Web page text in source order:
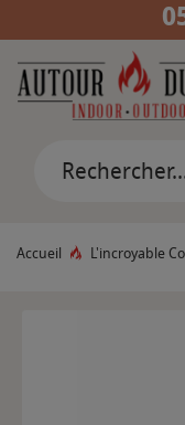
Accueil L'incroyable